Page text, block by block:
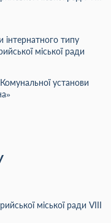
інтернатного типу
міської ради
установи
міської ради VIII